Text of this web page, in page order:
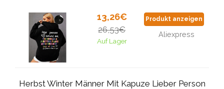
13,26€
26,53€
Auf Lager
Produkt anzeigen
Aliexpress
Herbst Winter Männer Mit Kapuze Lieber Person